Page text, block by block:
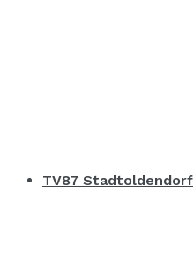
TV87 Stadtoldendorf